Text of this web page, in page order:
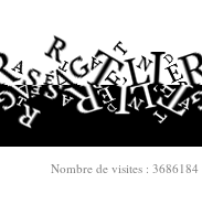
Nombre de visites : 3686184